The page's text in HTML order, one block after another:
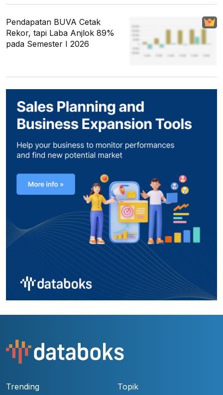
Pendapatan BUVA Cetak
Rekor, tapi Laba Anjlok 89%
pada Semester I 2026
Trending Topik